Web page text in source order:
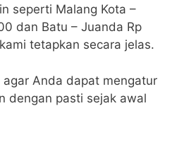
seperti Malang Kota –
dan Batu – Juanda Rp
tetapkan secara jelas.
Anda dapat mengatur
dengan pasti sejak awal